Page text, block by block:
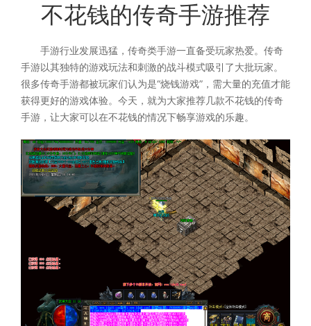
不花钱的传奇手游推荐
手游行业发展迅猛，传奇类手游一直备受玩家热爱。传奇
手游以其独特的游戏玩法和刺激的战斗模式吸引了大批玩家。
很多传奇手游都被玩家们认为是“烧钱游戏”，需大量的充值才能
获得更好的游戏体验。今天，就为大家推荐几款不花钱的传奇
手游，让大家可以在不花钱的情况下畅享游戏的乐趣。